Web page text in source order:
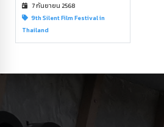
7 กันยายน 2568
9th Silent Film Festival in
Thailand